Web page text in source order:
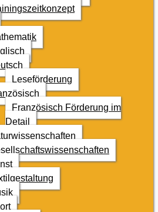
Leseförderung
Französisch Förderung im
Detail